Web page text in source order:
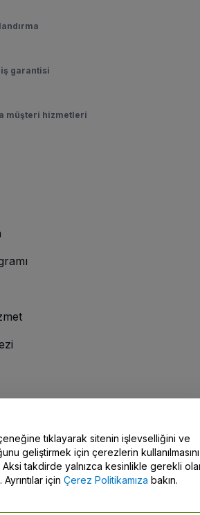
garantisi
müşteri hizmetleri
/ Bize Ulaşın
tıklayarak sitenin işlevselliğini ve
geliştirmek için çerezlerin kullanılmasını
takdirde yalnızca kesinlikle gerekli
için Çerez Politikamıza bakın.